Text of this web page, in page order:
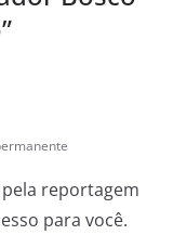
”
reportagem
para você.